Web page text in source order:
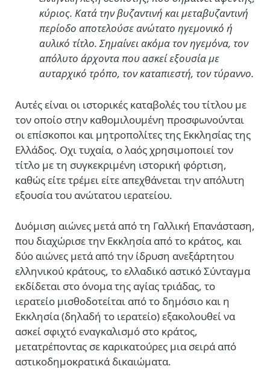
κύριος. Κατά την βυζαντινή και μεταβυζαντινή
περίοδο αποτελούσε ανώτατο ηγεμονικό ή
αυλικό τίτλο. Σημαίνει ακόμα τον ηγεμόνα, τον
απόλυτο άρχοντα που ασκεί εξουσία με
αυταρχικό τρόπο, τον καταπιεστή, τον τύραννο.
Αυτές είναι οι ιστορικές καταβολές του τίτλου με
τον οποίο στην καθομιλουμένη προσφωνούνται
οι επίσκοποι και μητροπολίτες της Εκκλησίας της
Ελλάδος. Οχι τυχαία, ο λαός χρησιμοποιεί τον
τίτλο με τη συγκεκριμένη ιστορική φόρτιση,
καθώς είτε τρέμει είτε απεχθάνεται την απόλυτη
εξουσία του ανώτατου ιερατείου.
Δυόμιση αιώνες μετά από τη Γαλλική Επανάσταση,
που διαχώρισε την Εκκλησία από το κράτος, και
δύο αιώνες μετά από την ίδρυση ανεξάρτητου
ελληνικού κράτους, το ελλαδικό αστικό Σύνταγμα
εκδίδεται στο όνομα της αγίας τριάδας, το
ιερατείο μισθοδοτείται από το δημόσιο και η
Εκκλησία (δηλαδή το ιερατείο) εξακολουθεί να
ασκεί σφιχτό εναγκαλισμό στο κράτος,
μετατρέποντας σε καρικατούρες μια σειρά από
αστικοδημοκρατικά δικαιώματα.